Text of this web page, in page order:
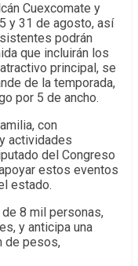
Cuexcomate y
y 31 de agosto, así
podrán
que incluirán los
principal, se
de la temporada,
por 5 de ancho.
con
actividades
del Congreso
estos eventos
estado.
8 mil personas,
y anticipa una
de pesos,